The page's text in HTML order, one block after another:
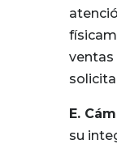
ventas
E.
su